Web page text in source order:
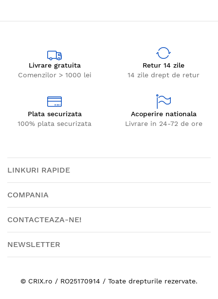
Livrare gratuita
Comenzilor > 1000 lei
Retur 14 zile
14 zile drept de retur
Plata securizata
100% plata securizata
Acoperire nationala
Livrare in 24-72 de ore
LINKURI RAPIDE
COMPANIA
CONTACTEAZA-NE!
NEWSLETTER
© CRIX.ro / RO25170914 / Toate drepturile rezervate.